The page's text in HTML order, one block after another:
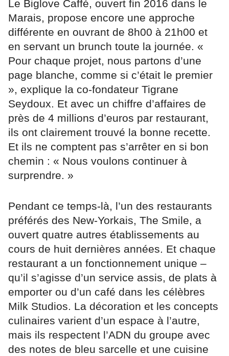
Le Biglove Caffé, ouvert fin 2016 dans le
Marais, propose encore une approche
différente en ouvrant de 8h00 à 21h00 et
en servant un brunch toute la journée. «
Pour chaque projet, nous partons d’une
page blanche, comme si c’était le premier
», explique la co-fondateur Tigrane
Seydoux. Et avec un chiffre d’affaires de
près de 4 millions d’euros par restaurant,
ils ont clairement trouvé la bonne recette.
Et ils ne comptent pas s’arrêter en si bon
chemin : « Nous voulons continuer à
surprendre. »
Pendant ce temps-là, l’un des restaurants
préférés des New-Yorkais, The Smile, a
ouvert quatre autres établissements au
cours de huit dernières années. Et chaque
restaurant a un fonctionnement unique –
qu’il s’agisse d’un service assis, de plats à
emporter ou d’un café dans les célèbres
Milk Studios. La décoration et les concepts
culinaires varient d’un espace à l’autre,
mais ils respectent l’ADN du groupe avec
des notes de bleu sarcelle et une cuisine